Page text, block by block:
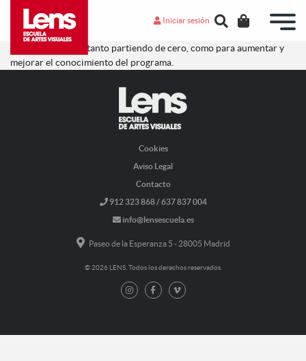
Iniciar sesión
Te lo recomiendo, tanto partiendo de cero, como para aumentar y
mejorar el conocimiento del programa.
Cookies
Aviso Legal
Contacto
912 323 868 / 637 837 004
info@lensescuela.es
Paseo de la Esperanza 5 - 28005 Madrid
© 2026 LENS. Todos los derechos reservados.